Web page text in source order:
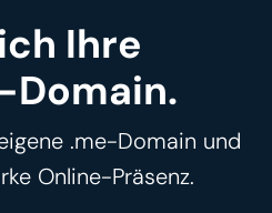
Ihre
Domain.
.me-Domain und
Online-Präsenz.